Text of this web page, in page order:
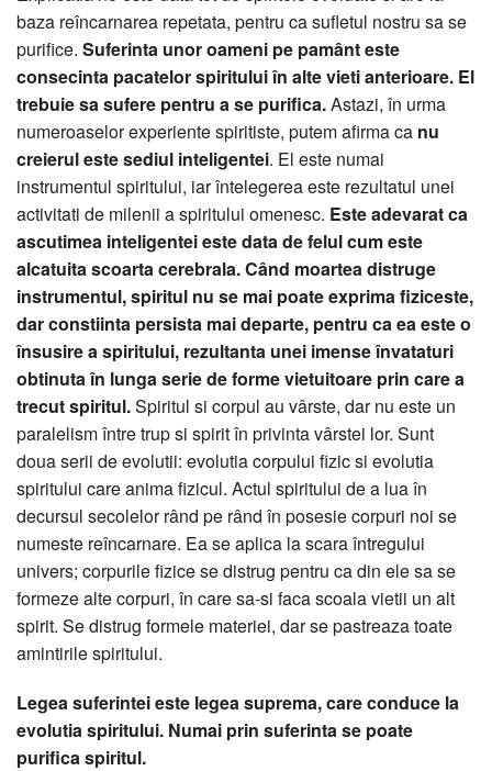
baza reîncarnarea repetata, pentru ca sufletul nostru sa se
purifice. Suferinta unor oameni pe pamânt este
consecinta pacatelor spiritului în alte vieti anterioare. El
trebuie sa sufere pentru a se purifica.Astazi, în urma
numeroaselor experiente spiritiste, putem afirma ca nu
creierul este sediul inteligentei. El este numai
instrumentul spiritului, iar întelegerea este rezultatul unei
activitati de milenii a spiritului omenesc. Este adevarat ca
ascutimea inteligentei este data de felul cum este
alcatuita scoarta cerebrala.Când moartea distruge
instrumentul, spiritul nu se mai poate exprima fiziceste,
dar constiinta persista mai departe, pentru ca ea este o
însusire a spiritului, rezultanta unei imense învataturi
obtinuta în lunga serie de forme vietuitoare prin care a
trecut spiritul.Spiritul si corpul au vârste, dar nu este un
paralelism între trup si spirit în privinta vârstei lor. Sunt
doua serii de evolutii: evolutia corpului fizic si evolutia
spiritului care anima fizicul. Actul spiritului de a lua în
decursul secolelor rând pe rând în posesie corpuri noi se
numeste reîncarnare. Ea se aplica la scara întregului
univers; corpurile fizice se distrug pentru ca din ele sa se
formeze alte corpuri, în care sa-si faca scoala vietii un alt
spirit. Se distrug formele materiei, dar se pastreaza toate
amintirile spiritului.
Legea suferintei este legea suprema, care conduce la
evolutia spiritului. Numai prin suferinta se poate
purifica spiritul.